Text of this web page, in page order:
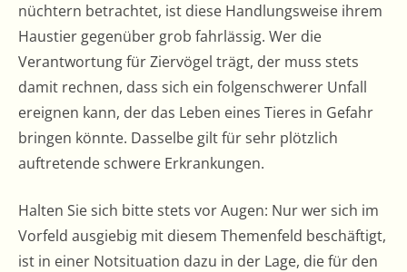
nüchtern betrachtet, ist diese Handlungsweise ihrem
Haustier gegenüber grob fahrlässig. Wer die
Verantwortung für Ziervögel trägt, der muss stets
damit rechnen, dass sich ein folgenschwerer Unfall
ereignen kann, der das Leben eines Tieres in Gefahr
bringen könnte. Dasselbe gilt für sehr plötzlich
auftretende schwere Erkrankungen.
Halten Sie sich bitte stets vor Augen: Nur wer sich im
Vorfeld ausgiebig mit diesem Themenfeld beschäftigt,
ist in einer Notsituation dazu in der Lage, die für den